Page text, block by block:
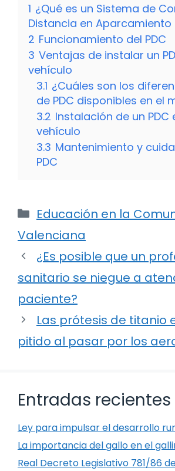
1 ¿Qué es un Sistema de
Distancia en Aparcamiento
2 Funcionamiento del PDC
3 Ventajas de instalar un
vehículo
3.1 ¿Cuáles son los
de PDC disponibles en el
3.2 Instalación de un PDC
vehículo
3.3 Mantenimiento y
PDC
Categorías
Educación en la
Valenciana
¿Es posible que un
sanitario se niegue a
paciente?
Las prótesis de titanio
pitido al pasar por los
Entradas recientes
Ley para impulsar el desarrollo
La importancia del gallo en el
Real Decreto Legislativo 781/86